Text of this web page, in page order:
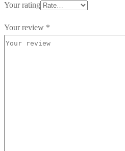
Your rating
Your review *